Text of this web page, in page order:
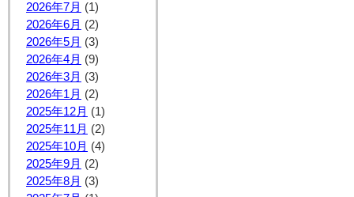
2026年7月 (1)
2026年6月 (2)
2026年5月 (3)
2026年4月 (9)
2026年3月 (3)
2026年1月 (2)
2025年12月 (1)
2025年11月 (2)
2025年10月 (4)
2025年9月 (2)
2025年8月 (3)